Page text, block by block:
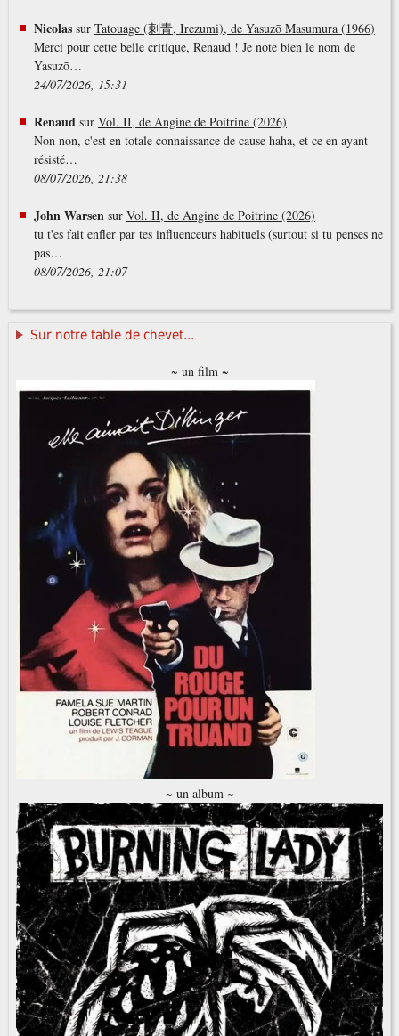
Nicolassur Tatouage (刺青, Irezumi), de Yasuzō Masumura (1966)
Merci pour cette belle critique, Renaud ! Je note bien le nom de
Yasuzō…
24/07/2026, 15:31
Renaud sur Vol. II, de Angine de Poitrine (2026)
Non non, c'est en totale connaissance de cause haha, et ce en ayant
résisté…
08/07/2026, 21:38
John Warsen sur Vol. II, de Angine de Poitrine (2026)
tu t'es fait enfler par tes influenceurs habituels (surtout si tu penses ne
pas…
08/07/2026, 21:07
Sur notre table de chevet...
~ un film ~
~ un album ~